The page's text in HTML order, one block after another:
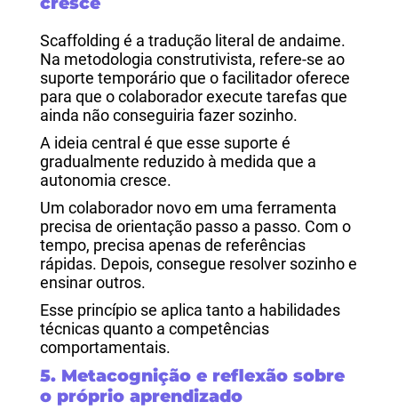
Scaffolding é a tradução literal de andaime.
Na metodologia construtivista, refere-se ao
suporte temporário que o facilitador oferece
para que o colaborador execute tarefas que
ainda não conseguiria fazer sozinho.
A ideia central é que esse suporte é
gradualmente reduzido à medida que a
autonomia cresce.
Um colaborador novo em uma ferramenta
precisa de orientação passo a passo. Com o
tempo, precisa apenas de referências
rápidas. Depois, consegue resolver sozinho e
ensinar outros.
Esse princípio se aplica tanto a habilidades
técnicas quanto a competências
comportamentais.
5. Metacognição e reflexão sobre
o próprio aprendizado